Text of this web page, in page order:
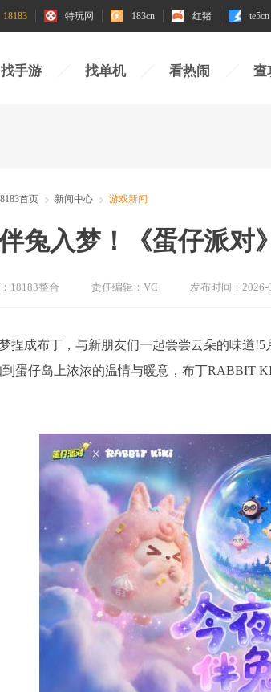
18183 特玩网 183cn 红猪 te5cn
找手游 找单机 看热闹 查
首页 新闻中心 游戏新闻
兔入梦！《蛋仔派
18183整合 责任编辑： VC 发布时间： 2026-
捏成布丁，与新朋友们一起尝尝云朵的味道
到蛋仔岛上浓浓的温情与暖意，布丁RABBIT